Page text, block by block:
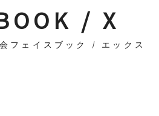
/ X
フェイスブック / エックス